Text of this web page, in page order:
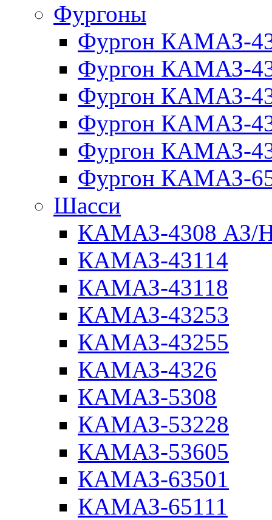
Фургоны
Фургон КАМАЗ-
Фургон КАМАЗ-
Фургон КАМАЗ-
Фургон КАМАЗ-
Фургон КАМАЗ-
Фургон КАМАЗ-
Шасси
КАМАЗ-4308 АЗ/
КАМАЗ-43114
КАМАЗ-43118
КАМАЗ-43253
КАМАЗ-43255
КАМАЗ-4326
КАМАЗ-5308
КАМАЗ-53228
КАМАЗ-53605
КАМАЗ-63501
КАМАЗ-65111